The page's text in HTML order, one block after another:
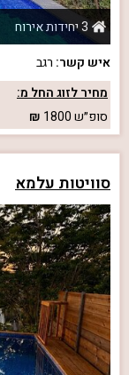
3 יחידות אירוח
איש קשר: רגב
מחיר לזוג החל מ:
סופ״ש1800
סוויטות עלמא